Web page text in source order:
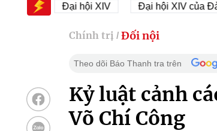
Đại hội XIV Đại hội XIV của Đảng
Chính trị / Đối nội
Theo dõi Báo Thanh tra trên
Kỷ luật cảnh
Võ Chí Công